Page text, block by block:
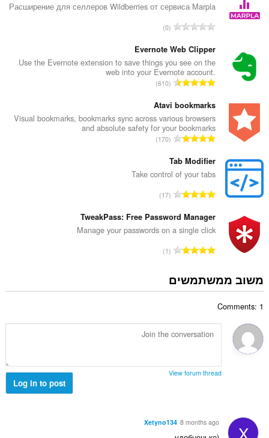
Расширение для селлеров Wildberries от сервиса Marpla
מ
פ
ר
ד
י
ג
י
ם
:
0
Evernote Web Clipper
Use the Evernote extension to save things you see on the
web into your Evernote account.
מ
פ
ר
ד
י
ו
ג
י
ם
:
610
Atavi bookmarks
Visual bookmarks, bookmarks sync across various browsers
and absolute safety for your bookmarks
מ
פ
ר
י
ו
ג
י
ם
170
Tab Modifier
Take control of your tabs
מ
פ
ר
י
ו
ג
:
17
TweakPass: Free Password Manager
Manage your passwords on a single click
מ
ר
ר
ו
ם
1
משוב ממשתמשים
Comments: 1
View forum thread
Log in to post
X
Xetyno134 8 months ago